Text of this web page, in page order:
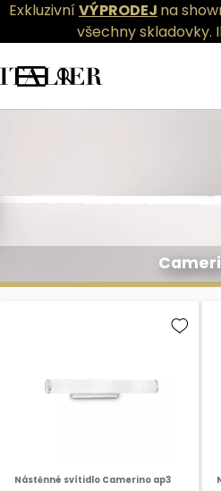
ExkluzivníVÝPRODEJ na
všechny skladovky.
Camerino
Nástěnné svítidlo Camerino ap3